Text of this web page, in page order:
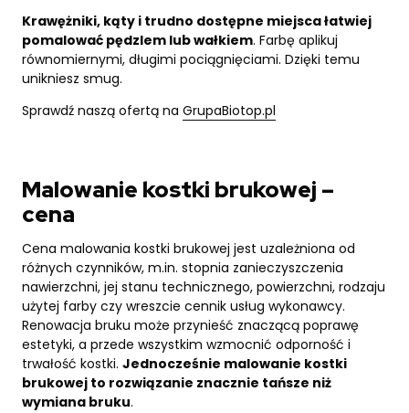
Krawężniki, kąty i trudno dostępne miejsca łatwiej
pomalować pędzlem lub wałkiem. Farbę aplikuj
równomiernymi, długimi pociągnięciami. Dzięki temu
unikniesz smug.
Sprawdź naszą ofertą na GrupaBiotop.pl
Malowanie kostki brukowej –
cena
Cena malowania kostki brukowej jest uzależniona od
różnych czynników, m.in. stopnia zanieczyszczenia
nawierzchni, jej stanu technicznego, powierzchni, rodzaju
użytej farby czy wreszcie cennik usług wykonawcy.
Renowacja bruku może przynieść znaczącą poprawę
estetyki, a przede wszystkim wzmocnić odporność i
trwałość kostki. Jednocześnie malowanie kostki
brukowej to rozwiązanie znacznie tańsze niż
wymiana bruku.